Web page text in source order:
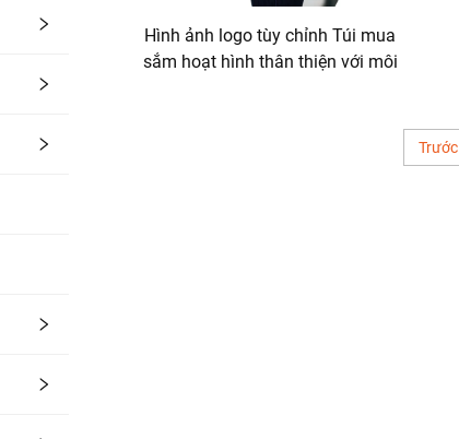
Hình ảnh logo tùy chỉnh Túi mua
sắm hoạt hình thân thiện với môi
Trước